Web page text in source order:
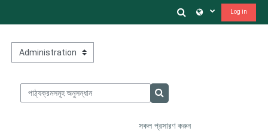
Toggle search
Log in
পাঠ্যক্রম বিভাগসমূহ
পাঠ্যক্রমসমূহ অনুসন্ধান
পাঠ্যক্রমসমূহ অনুসন্ধান
সকল প্রসারণ করুন